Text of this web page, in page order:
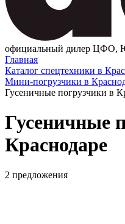
официальный дилер
Главная
Каталог спецтехники в
Мини-погрузчики в
Гусеничные погрузчики в
Гусеничные
Краснодаре
2 предложения